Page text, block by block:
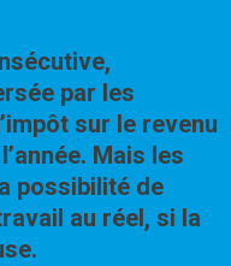
par les
sur le revenu
Mais les
possibilité de
au réel, si la